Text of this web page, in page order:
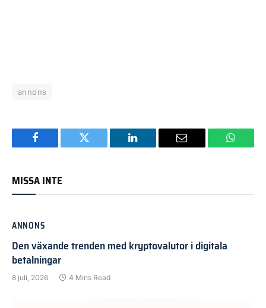
annons
Facebook Twitter LinkedIn Email
MISSA INTE
ANNONS
Den växande trenden med kryptovalutor i digitala
betalningar
8 juli, 2026 4 Mins Read